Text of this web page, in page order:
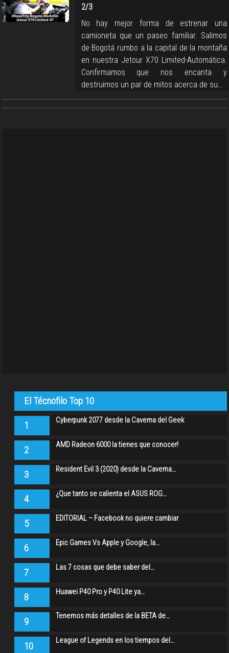
2/3
No hay mejor forma de estrenar una
camioneta que un paseo familiar. Salimos
de Bogotá rumbo a la capital de la montaña
en nuestra Jetour X70 Limited-Automática.
Confirmamos que nos encanta y
destruimos un par de mitos acerca de su…
El Técnofilo Top 10
1 Cyberpunk 2077 desde la Caverna del Geek
2 AMD Radeon 6000 la tienes que conocer!
3 Resident Evil 3 (2020) desde la Caverna…
4 ¿Que tanto se calienta el ASUS ROG…
5 EDITORIAL – Facebook no quiere cambiar
6 Epic Games Vs Apple y Google, la…
7 Las 7 cosas que debe saber del…
8 Huawei P40 Pro y P40 Lite ya…
9 Tenemos más detalles de la BETA de…
10 League of Legends en los tiempos del…